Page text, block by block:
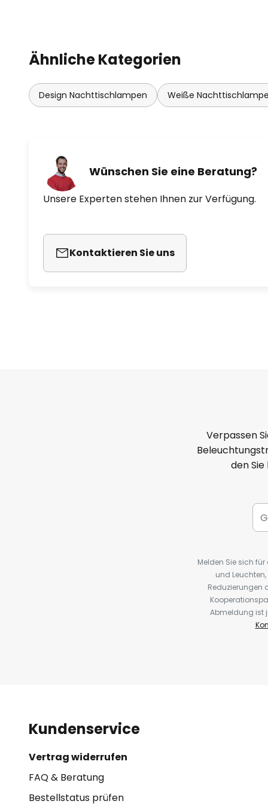
optimieren und dem Licht neue
bieten.
Ähnliche Kategorien
Design Nachttischlampen Weiße
Wünschen Sie eine Beratung?
Unsere Experten stehen Ihnen zur Verfügung.
Kontaktieren Sie uns
Verpassen
den
Melden Sie sich
und
Reduzierungen
Abmeldung ist
Kundenservice
Vertrag widerrufen
FAQ & Beratung
Bestellstatus prüfen